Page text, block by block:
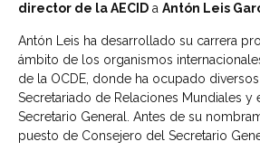
director de la AECID a Antón Leis
Antón Leis ha desarrollado su carrera
ámbito de los organismos
de la OCDE, donde ha ocupado
Secretariado de Relaciones Mundiales y
Secretario General. Antes de su
puesto de Consejero del Secretario